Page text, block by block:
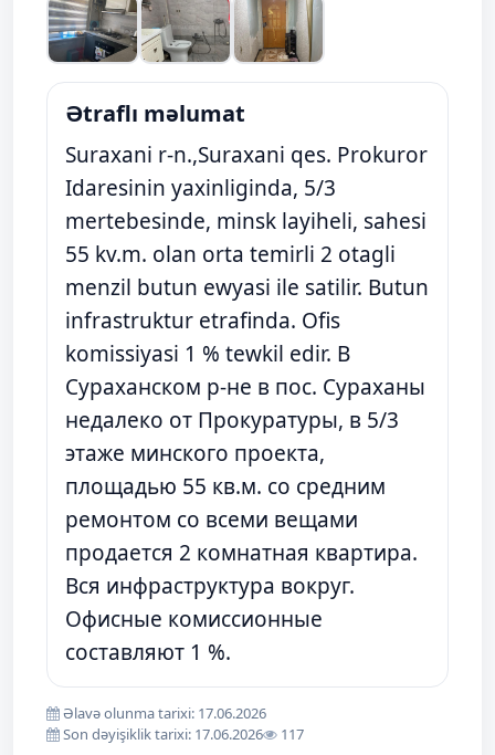
Ətraflı məlumat
Suraxani r-n.,Suraxani qes. Prokuror
Idaresinin yaxinliginda, 5/3
mertebesinde, minsk layiheli, sahesi
55 kv.m. olan orta temirli 2 otagli
menzil butun ewyasi ile satilir. Butun
infrastruktur etrafinda. Ofis
komissiyasi 1 % tewkil edir. В
Сураханском р-не в пос. Сураханы
недалеко от Прокуратуры, в 5/3
этаже минского проекта,
площадью 55 кв.м. со средним
ремонтом со всеми вещами
продается 2 комнатная квартира.
Вся инфраструктура вокруг.
Офисные комиссионные
составляют 1 %.
Əlavə olunma tarixi: 17.06.2026
Son dəyişiklik tarixi: 17.06.2026
117